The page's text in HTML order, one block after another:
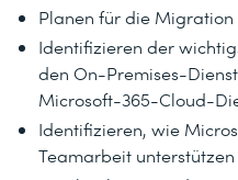
Planen für die
Identifizieren der
den On-Premises-
Microsoft-365-Cloud-
Identifizieren, wie
Teamarbeit unterstützen